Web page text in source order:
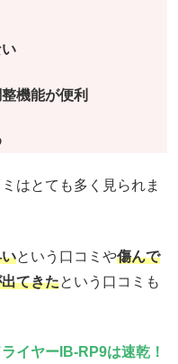
機能が便利
はとても多く見られま
という口コミや傷んで
てきたという口コミも
イヤーIB-RP9は速乾！